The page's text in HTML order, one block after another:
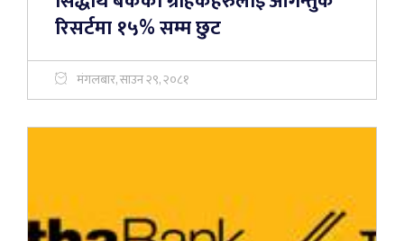
रिसर्टमा १५% सम्म छुट
मंगलबार, साउन २९, २०८१